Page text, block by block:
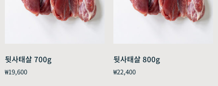
뒷사태살 700g
₩19,600
뒷사태살 800g
₩22,400